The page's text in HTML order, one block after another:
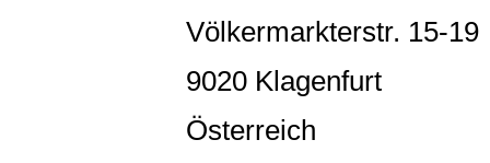
Völkermarkterstr. 15-19
9020 Klagenfurt
Österreich